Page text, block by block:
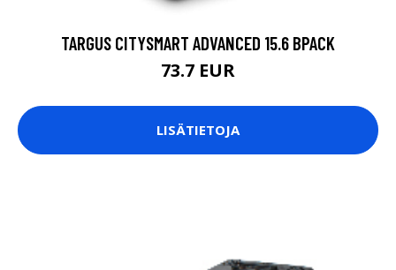
TARGUS CITYSMART ADVANCED 15.6 BPACK
73.7 EUR
LISÄTIETOJA